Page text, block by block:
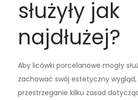
służyły jak
najdłużej?
Aby licówki porcelanowe mogły
zachować swój estetyczny
przestrzeganie kilku zasad